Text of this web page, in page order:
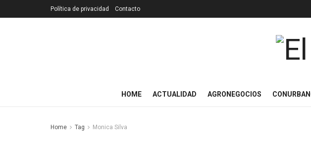
Política de privacidad Contacto
HOME ACTUALIDAD AGRONEGOCIOS
Home Tag Monica Silva